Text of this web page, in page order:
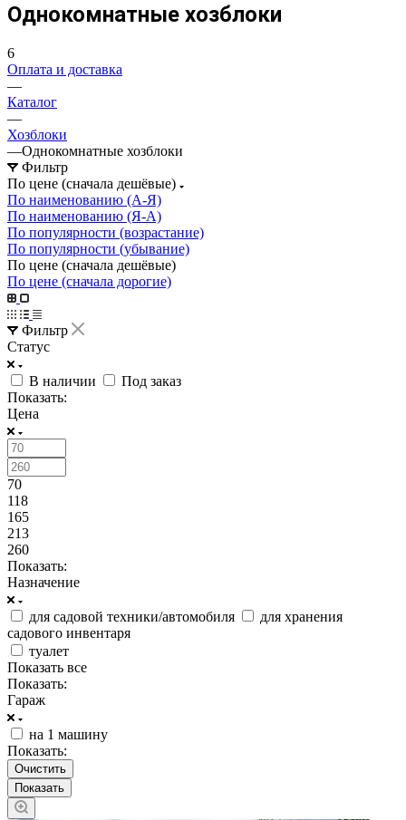
Однокомнатные хозблоки
6
Оплата и доставка
—
Каталог
—
Хозблоки
—Однокомнатные хозблоки
Фильтр
По цене (сначала дешёвые)
По наименованию (А-Я)
По наименованию (Я-А)
По популярности (возрастание)
По популярности (убывание)
По цене (сначала дешёвые)
По цене (сначала дорогие)
Фильтр
Статус
В наличии
Под заказ
Показать:
Цена
70
118
165
213
260
Показать:
Назначение
для садовой техники/автомобиля
для хранения
садового инвентаря
туалет
Показать все
Показать:
Гараж
на 1 машину
Показать:
Очистить